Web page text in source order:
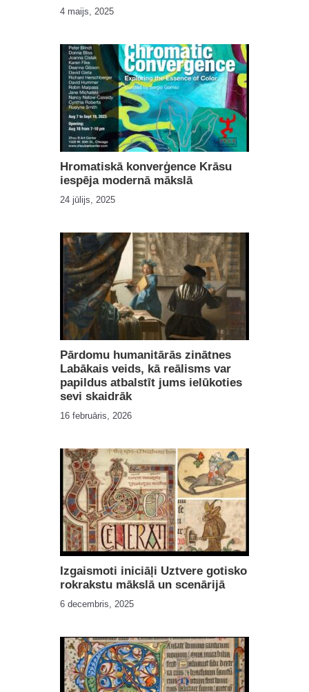
4 maijs, 2025
Hromatiskā konverģence Krāsu
iespēja modernā mākslā
24 jūlijs, 2025
Pārdomu humanitārās zinātnes
Labākais veids, kā reālisms var
papildus atbalstīt jums ielūkoties
sevi skaidrāk
16 februāris, 2026
Izgaismoti iniciāļi Uztvere gotisko
rokrakstu mākslā un scenārijā
6 decembris, 2025